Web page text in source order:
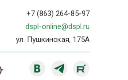
+7 (863) 264-85-97
dspl-online@dspl.ru
ул. Пушкинская, 175А